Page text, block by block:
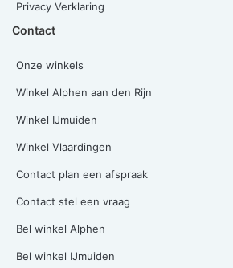
Privacy Verklaring
Contact
Onze winkels
Winkel Alphen aan den Rijn
Winkel IJmuiden
Winkel Vlaardingen
Contact plan een afspraak
Contact stel een vraag
Bel winkel Alphen
Bel winkel IJmuiden